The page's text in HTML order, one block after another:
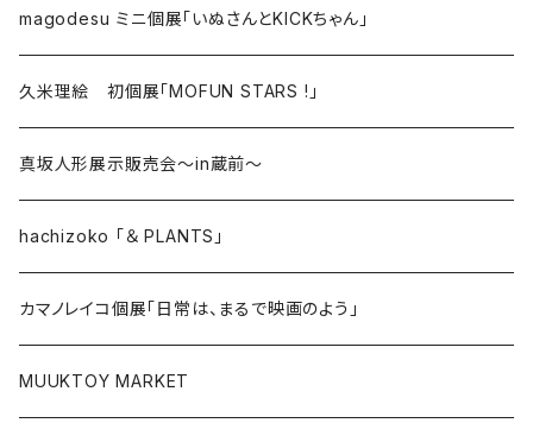
magodesu ミニ個展「いぬさんとKICKちゃん」
久米理絵 初個展「MOFUN STARS !」
真坂人形展示販売会～in蔵前～
hachizoko 「＆ PLANTS」
カマノレイコ個展「日常は、まるで映画のよう」
MUUKTOY MARKET